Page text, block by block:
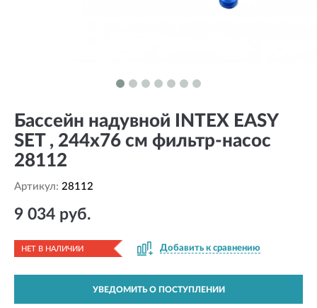
Бассейн надувной INTEX EASY
SET , 244х76 см фильтр-насос
28112
Артикул: 28112
9 034 руб.
НЕТ В НАЛИЧИИ Добавить к сравнению
УВЕДОМИТЬ О ПОСТУПЛЕНИИ